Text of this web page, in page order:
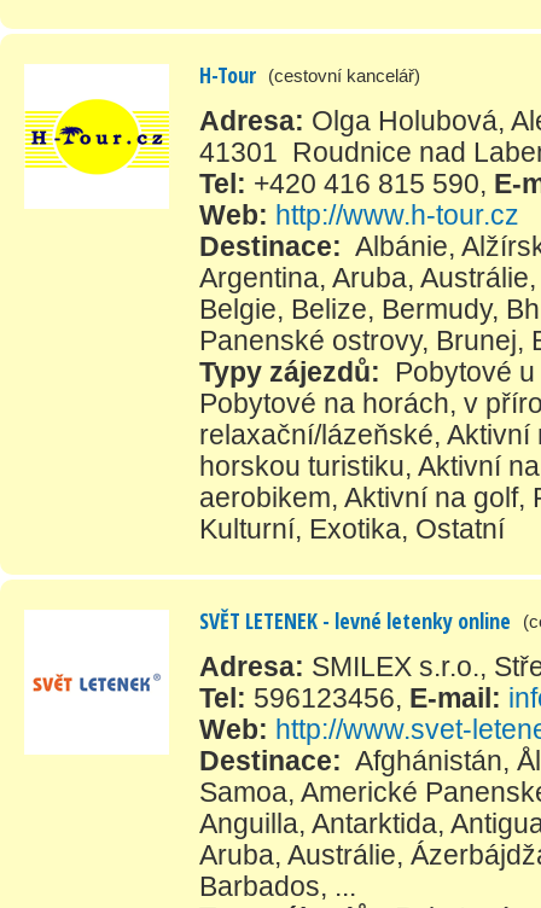
H-Tour (cestovní kancelář)
Adresa: Olga Holubová,
41301 Roudnice nad
Tel: +420 416 815 590, E-
Web: http://www.h-tour.cz
Destinace: Albánie,
Argentina, Aruba, Austrálie
Belgie, Belize, Bermudy,
Panenské ostrovy, Brunej,
Typy zájezdů:
Pobytové
Pobytové na horách, v
relaxační/lázeňské, Aktivní
horskou turistiku, Aktivní
aerobikem, Aktivní na golf,
Kulturní, Exotika, Ostatní
SVĚT LETENEK - levné letenky online
Adresa: SMILEX s.r.o.,
Tel: 596123456, E-mail:
Web: http://www.svet-
Destinace: Afghánistán,
Samoa, Americké
Anguilla, Antarktida,
Aruba, Austrálie,
Barbados, ...